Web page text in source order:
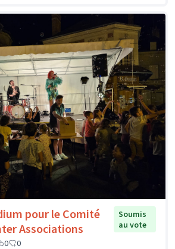
pour le Comité
Associations
Soumis
au vote
0 0